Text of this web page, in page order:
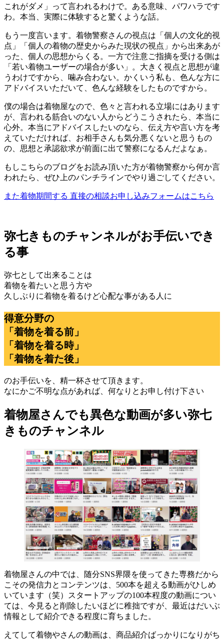
これがダメ」って言われるわけで。ある意味、パワハラです
わ。本当、実際に体験すると驚くような話。
もう一度言います。着物警察さんの視点は「個人の文化的視
点」「個人の着物の歴史からみた現状の視点」から出来あが
った、個人の思想からくる。一方で注意ご指摘を受ける側は
「若い着物ユーザーの場合が多い」。大きく視点と思想が違
うわけですから、噛み合わない。かくいう私も、色んな方に
アドバイスいただいて、色んな経験をしたものですから。
僕の場合は着物屋なので、色々と言われる立場にはあります
が、言われる筋合いのない人からどうこうされたら、本当に
心外。本当にアドバイスしたいのなら、伝え方や言い方を考
えていただければ、お相手さんも気分悪くないと思うもの
の、思想と承認欲求が前面に出て警察になるんだよなぁ。
もしこちらのブログをお読み頂いた方が着物警察から何か言
われたら、ぜひ上のパンチラインでやり過ごしてください。
また着物期間する 直接の相談お申し込みフォームはこちら
弥七きものチャンネルがお手伝いでき
る事
弥七として出来ることは
着物を着たいと思う方や
久しぶりに着物を着るけど心配な事がある人に
得意分野の
「着物を着る前」
「着物を着る時」
「着物を着た後」
のお手伝いを、精一杯させて頂きます。
なにかご不明な点があれば、何なりとお申し付け下さい
着物屋さんでも異色な動画が多い弥七
きものチャンネル
着物屋さんの中では、随分SNS界隈を使ってきた専務だから
こその発信力とコンテンツは、500本を超える動画がひしめ
いています（笑）スタートアップの100本程度の動画につい
ては、今見ると削除したいほどに稚拙ですが、最近はだいぶ
情報として紹介できる程度に育ちました。
えてして着物やさんの動画は、商品紹介ばっかりになりがち